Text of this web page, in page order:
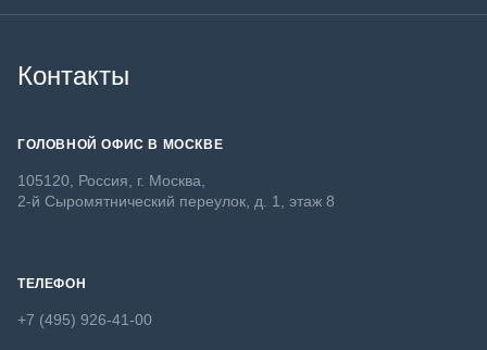
Контакты
ГОЛОВНОЙ ОФИС В МОСКВЕ
105120, Россия, г. Москва,
2-й Сыромятнический переулок, д. 1, этаж 8
ТЕЛЕФОН
+7 (495) 926-41-00